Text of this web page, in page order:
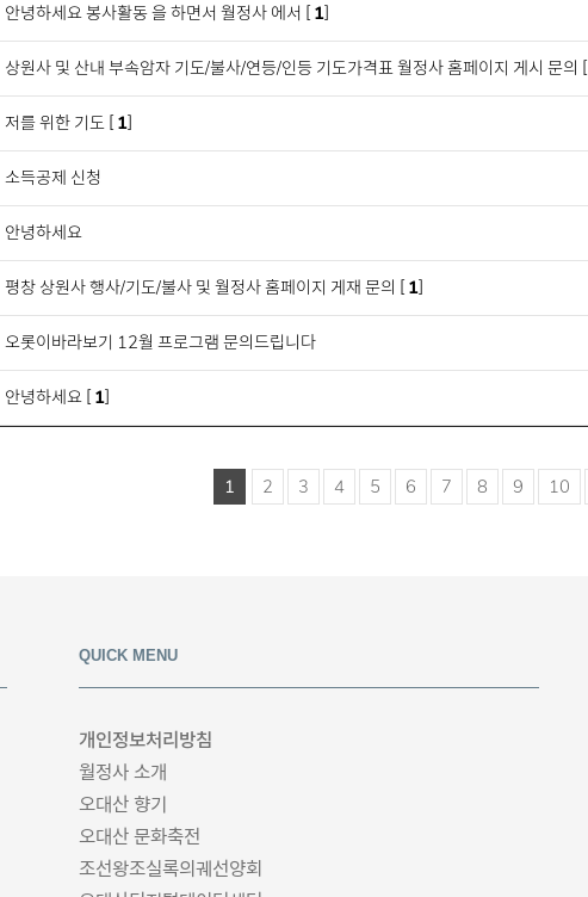
안녕하세요 봉사활동 을 하면서 월정사 에서 [ 1]
상원사 및 산내 부속암자 기도/불사/연등/인등 기도가격표 월정사 홈페이지 게시 문의 [
저를 위한 기도 [ 1]
소득공제 신청
안녕하세요
평창 상원사 행사/기도/불사 및 월정사 홈페이지 게재 문의 [ 1]
오롯이바라보기 12월 프로그램 문의드립니다
안녕하세요 [ 1]
1 2 3 4 5 6 7 8 9 10
QUICK MENU
개인정보처리방침
월정사 소개
오대산 향기
오대산 문화축전
조선왕조실록의궤선양회